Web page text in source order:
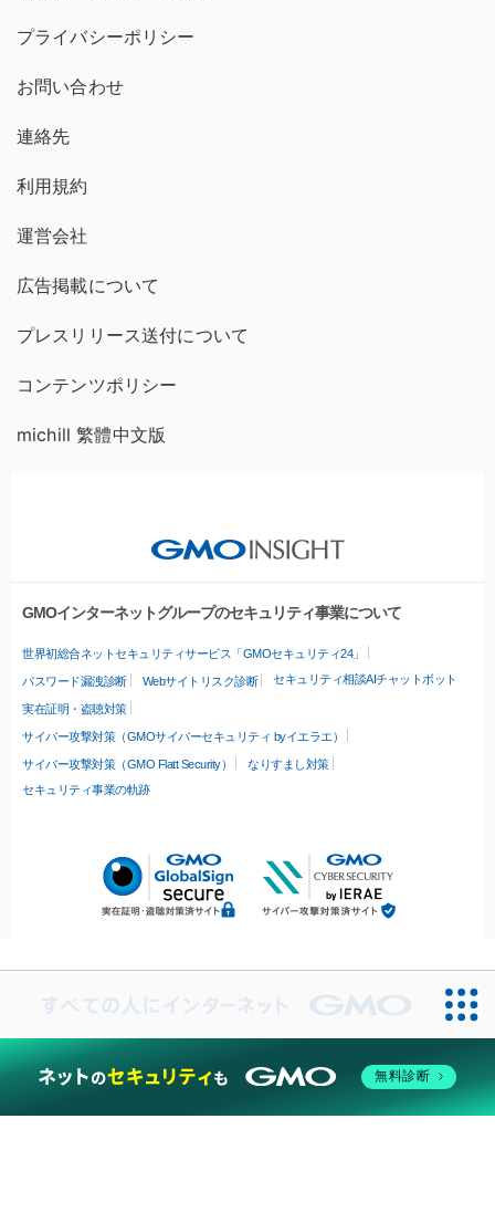
プライバシーポリシー
お問い合わせ
連絡先
利用規約
運営会社
広告掲載について
プレスリリース送付について
コンテンツポリシー
michill 繁體中文版
GMOインターネットグループのセキュリティ事業について
世界初総合ネットセキュリティサービス「GMOセキュリティ24」
パスワード漏洩診断 Webサイトリスク診断 セキュリティ相談AIチャットボット
実在証明・盗聴対策
サイバー攻撃対策（GMOサイバーセキュリティ byイエラエ）
サイバー攻撃対策（GMO Flatt Security）
なりすまし対策
セキュリティ事業の軌跡
無料診断